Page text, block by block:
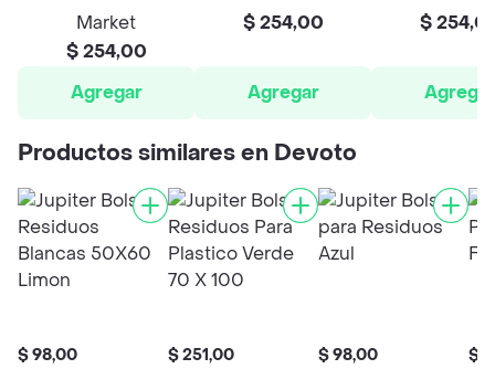
Market
$ 254,00
Agregar
$ 254,00
Agregar
$
Agregar
Productos similares en Devoto
$ 98,00 $ 251,00 $ 98,00 $